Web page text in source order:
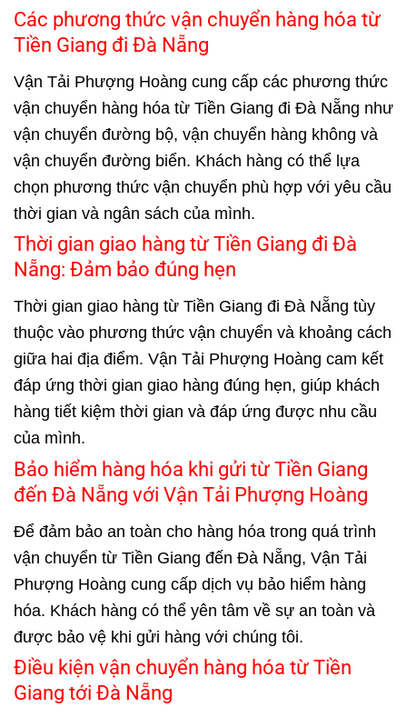
Các phương thức vận chuyển hàng hóa từ
Tiền Giang đi Đà Nẵng
Vận Tải Phượng Hoàng cung cấp các phương thức
vận chuyển hàng hóa từ Tiền Giang đi Đà Nẵng như
vận chuyển đường bộ, vận chuyển hàng không và
vận chuyển đường biển. Khách hàng có thể lựa
chọn phương thức vận chuyển phù hợp với yêu cầu
thời gian và ngân sách của mình.
Thời gian giao hàng từ Tiền Giang đi Đà
Nẵng: Đảm bảo đúng hẹn
Thời gian giao hàng từ Tiền Giang đi Đà Nẵng tùy
thuộc vào phương thức vận chuyển và khoảng cách
giữa hai địa điểm. Vận Tải Phượng Hoàng cam kết
đáp ứng thời gian giao hàng đúng hẹn, giúp khách
hàng tiết kiệm thời gian và đáp ứng được nhu cầu
của mình.
Bảo hiểm hàng hóa khi gửi từ Tiền Giang
đến Đà Nẵng với Vận Tải Phượng Hoàng
Để đảm bảo an toàn cho hàng hóa trong quá trình
vận chuyển từ Tiền Giang đến Đà Nẵng, Vận Tải
Phượng Hoàng cung cấp dịch vụ bảo hiểm hàng
hóa. Khách hàng có thể yên tâm về sự an toàn và
được bảo vệ khi gửi hàng với chúng tôi.
Điều kiện vận chuyển hàng hóa từ Tiền
Giang tới Đà Nẵng